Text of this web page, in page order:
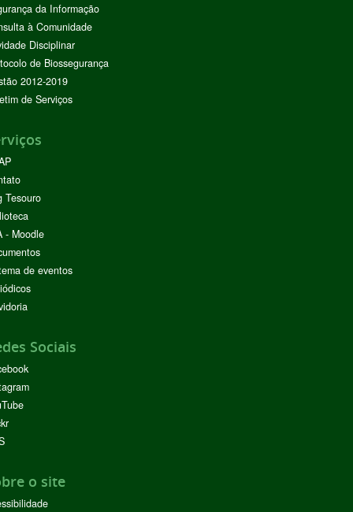
da Informação
à Comunidade
Disciplinar
de Biossegurança
2012-2019
de Serviços
Tesouro
- Moodle
de eventos
Sociais
o site